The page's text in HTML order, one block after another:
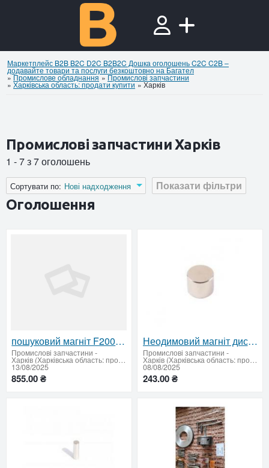
Маркетплейс B2B B2C D2C B2B2C Дошка оголошень C2C C2B –
додавайте товари та послуги безкоштовно на Багател
»Промислове обладнання »Промислові запчастини
» Харківська область: продати купити »Харків
Промислові запчастини Харків
1 - 7 з 7 оголошень
Показати фільтри
Сортувати по: Нові надходження
Оголошення
пошуковий магніт F200(односторонній)
Промислові запчастини -
Харків (Харківська область: продати купити)
13/08/2025
855.00 ₴
Неодимовий магніт диск D 25x20
Промислові запчастини -
Харків (Харківська область: продати купити)
08/08/2025
243.00 ₴